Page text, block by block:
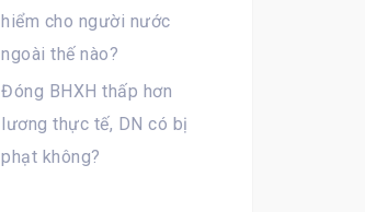
hiểm cho người nước
ngoài thế nào?
Đóng BHXH thấp hơn
lương thực tế, DN có bị
phạt không?